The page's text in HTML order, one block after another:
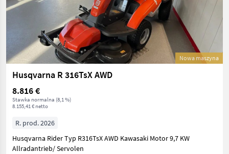
Nowa maszyna
Husqvarna R 316TsX AWD
8.816 €
Stawka normalna (8,1 %)
8.155,41 € netto
R. prod. 2026
Husqvarna Rider Typ R316TsX AWD Kawasaki Motor 9,7 KW
Allradantrieb/ Servolen